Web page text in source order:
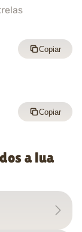
Copiar
Copiar
a lua